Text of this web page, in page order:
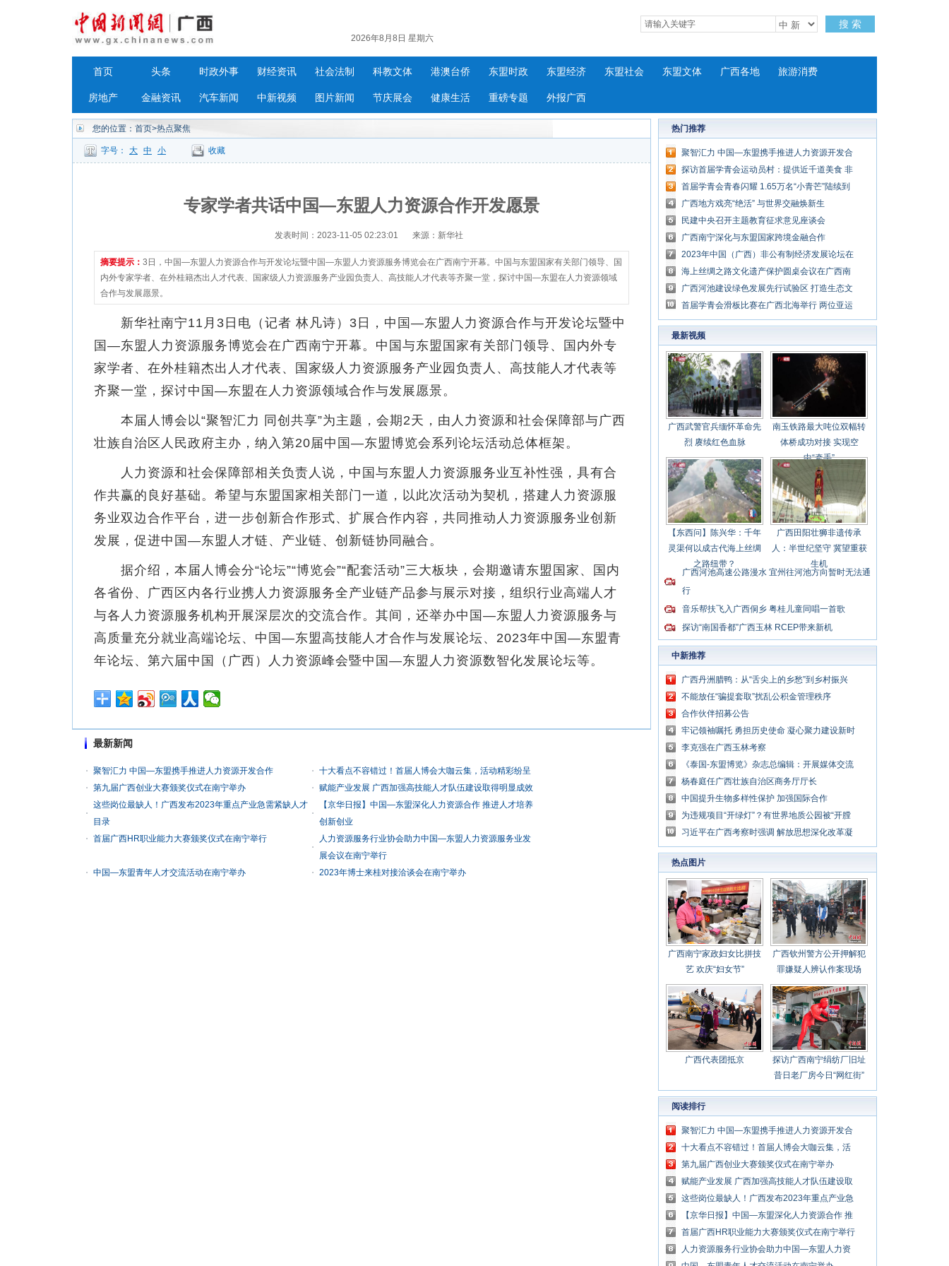
2026年8月8日 星期六
搜 索
首页 头条 时政外事 财经资讯 社会法制 科教文体 港澳台侨 东盟时政 东盟经济 东盟社会 东盟文体 广西各地 旅游消费
房地产 金融资讯 汽车新闻 中新视频 图片新闻 节庆展会 健康生活 重磅专题 外报广西
您的位置： 首页>热点聚焦
字号： 大 中 小 收藏
专家学者共话中国—东盟人力资源合作开发愿景
发表时间：2023-11-05 02:23:01 来源：新华社
摘要提示： 3日，中国—东盟人力资源合作与开发论坛暨中国—东盟人力资源服务博览会在广西南宁开幕。中国与东盟国家有关部门领导、国
内外专家学者、在外桂籍杰出人才代表、国家级人力资源服务产业园负责人、高技能人才代表等齐聚一堂，探讨中国—东盟在人力资源领域
合作与发展愿景。
新华社南宁11月3日电（记者 林凡诗）3日，中国—东盟人力资源合作与开发论坛暨中
国—东盟人力资源服务博览会在广西南宁开幕。中国与东盟国家有关部门领导、国内外专
家学者、在外桂籍杰出人才代表、国家级人力资源服务产业园负责人、高技能人才代表等
齐聚一堂，探讨中国—东盟在人力资源领域合作与发展愿景。
本届人博会以“聚智汇力 同创共享”为主题，会期2天，由人力资源和社会保障部与广西
壮族自治区人民政府主办，纳入第20届中国—东盟博览会系列论坛活动总体框架。
人力资源和社会保障部相关负责人说，中国与东盟人力资源服务业互补性强，具有合
作共赢的良好基础。希望与东盟国家相关部门一道，以此次活动为契机，搭建人力资源服
务业双边合作平台，进一步创新合作形式、扩展合作内容，共同推动人力资源服务业创新
发展，促进中国—东盟人才链、产业链、创新链协同融合。
据介绍，本届人博会分“论坛”“博览会”“配套活动”三大板块，会期邀请东盟国家、国内
各省份、广西区内各行业携人力资源服务全产业链产品参与展示对接，组织行业高端人才
与各人力资源服务机构开展深层次的交流合作。其间，还举办中国—东盟人力资源服务与
高质量充分就业高端论坛、中国—东盟高技能人才合作与发展论坛、2023年中国—东盟青
年论坛、第六届中国（广西）人力资源峰会暨中国—东盟人力资源数智化发展论坛等。
最新新闻
聚智汇力 中国—东盟携手推进人力资源开发合作
十大看点不容错过！首届人博会大咖云集，活动精彩纷呈
第九届广西创业大赛颁奖仪式在南宁举办
赋能产业发展 广西加强高技能人才队伍建设取得明显成效
这些岗位最缺人！广西发布2023年重点产业急需紧缺人才
目录
【京华日报】中国—东盟深化人力资源合作 推进人才培养
创新创业
首届广西HR职业能力大赛颁奖仪式在南宁举行
人力资源服务行业协会助力中国—东盟人力资源服务业发
展会议在南宁举行
中国—东盟青年人才交流活动在南宁举办
2023年博士来桂对接洽谈会在南宁举办
热门推荐
聚智汇力 中国—东盟携手推进人力资源开发合
作
探访首届学青会运动员村：提供近千道美食 非
遗体验受捧
首届学青会青春闪耀 1.65万名“小青芒”陆续到
位
广西地方戏亮“绝活” 与世界交融焕新生
民建中央召开主题教育征求意见座谈会
广西南宁深化与东盟国家跨境金融合作
2023年中国（广西）非公有制经济发展论坛在
南宁举行
海上丝绸之路文化遗产保护圆桌会议在广西南
宁举办
广西河池建设绿色发展先行试验区 打造生态文
明强区建设样板
首届学青会滑板比赛在广西北海举行 两位亚运
会冠军参赛
最新视频
广西武警官兵缅怀革命先
烈 赓续红色血脉
南玉铁路最大吨位双幅转
体桥成功对接 实现空
中“牵手”
【东西问】陈兴华：千年
灵渠何以成古代海上丝绸
之路纽带？
广西田阳壮狮非遗传承
人：半世纪坚守 冀望重获
生机
广西河池高速公路漫水 宜州往河池方向暂时无法通
行
音乐帮扶飞入广西侗乡 粤桂儿童同唱一首歌
探访“南国香都”广西玉林 RCEP带来新机
中新推荐
广西丹洲腊鸭：从“舌尖上的乡愁”到乡村振兴
的“利器”
不能放任“骗提套取”扰乱公积金管理秩序
合作伙伴招募公告
牢记领袖嘱托 勇担历史使命 凝心聚力建设新时
代中国特色社会主义壮美广西
李克强在广西玉林考察
《泰国-东盟博览》杂志总编辑：开展媒体交流
讲好中国与东盟合作故事
杨春庭任广西壮族自治区商务厅厅长
中国提升生物多样性保护 加强国际合作
为违规项目“开绿灯”？有世界地质公园被“开膛
破肚”
习近平在广西考察时强调 解放思想深化改革凝
心聚力担当实干 建设新时代中国特色社会主义
壮美
热点图片
广西南宁家政妇女比拼技
艺 欢庆“妇女节”
广西钦州警方公开押解犯
罪嫌疑人辨认作案现场
广西代表团抵京
探访广西南宁绢纺厂旧址
昔日老厂房今日“网红街”
阅读排行
聚智汇力 中国—东盟携手推进人力资源开发合
作
十大看点不容错过！首届人博会大咖云集，活
动精彩纷呈
第九届广西创业大赛颁奖仪式在南宁举办
赋能产业发展 广西加强高技能人才队伍建设取
得明显成效
这些岗位最缺人！广西发布2023年重点产业急
需紧缺人才目录
【京华日报】中国—东盟深化人力资源合作 推
进人才培养创新创业
首届广西HR职业能力大赛颁奖仪式在南宁举行
人力资源服务行业协会助力中国—东盟人力资